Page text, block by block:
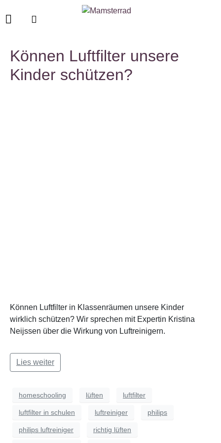
Können Luftfilter unsere
Kinder schützen?
Können Luftfilter in Klassenräumen unsere Kinder
wirklich schützen? Wir sprechen mit Expertin Kristina
Neijssen über die Wirkung von Luftreinigern.
Lies weiter
homeschooling lüften luftfilter
luftfilter in schulen luftreiniger philips
philips luftreiniger richtig lüften